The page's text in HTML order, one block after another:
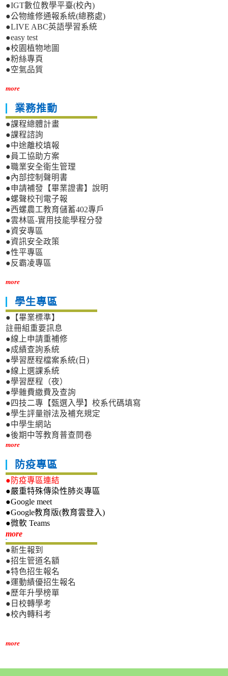
●IGT數位教學平臺(校內)
●公物維修通報系統(總務處)
●LIVE ABC英語學習系統
●easy test
●校園植物地圖
●粉絲專頁
●空氣品質
more
業務推動
●課程總體計畫
●課程諮詢
●中途離校填報
●員工協助方案
●職業安全衛生管理
●內部控制聲明書
●申請補發【畢業證書】說明
●螺聲校刊電子報
●西螺農工教育儲蓄402專戶
●雲林區-實用技能學程分發
●資安專區
●資訊安全政策
●性平專區
●反霸凌專區
more
學生專區
●【畢業標準】
註冊組重要訊息
●線上申請重補修
●成績查詢系統
●學習歷程檔案系統(日)
●線上選課系統
●學習歷程（夜）
●學雜費繳費及查詢
●四技二專【甄選入學】校系代碼填寫
●學生評量辦法及補充規定
●中學生網站
●後期中等教育普查問卷
more
防疫專區
●防疫專區連結
●嚴重特殊傳染性肺炎專區
●Google meet
●Google教育版(教育雲登入)
●微軟 Teams
more新生專區
●新生報到
●招生管道名額
●特色招生報名
●運動績優招生報名
●歷年升學榜單
●日校轉學考
●校內轉科考
more